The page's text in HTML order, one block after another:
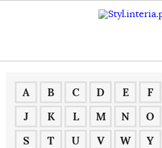
A B C D E F
J
K L M N O
S
T U V W Y